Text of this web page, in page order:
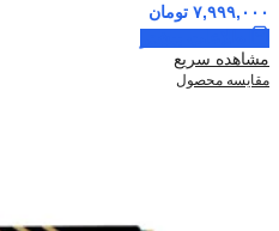
۷,۹۹۹,۰۰۰ تومان
مشاهده سریع
مقایسه محصول